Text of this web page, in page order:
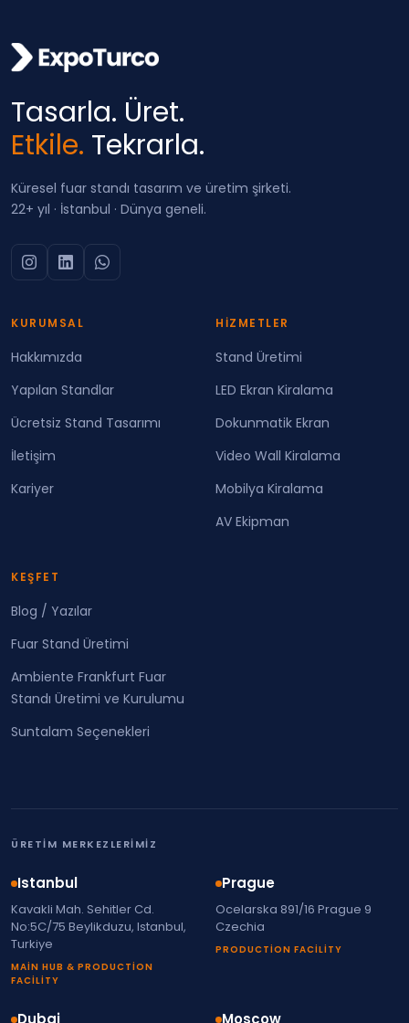
Tasarla. Üret.
Etkile. Tekrarla.
Küresel fuar standı tasarım ve üretim şirketi.
22+ yıl · İstanbul · Dünya geneli.
KURUMSAL
Hakkımızda
Yapılan Standlar
Ücretsiz Stand Tasarımı
İletişim
Kariyer
HIZMETLER
Stand Üretimi
LED Ekran Kiralama
Dokunmatik Ekran
Video Wall Kiralama
Mobilya Kiralama
AV Ekipman
KEŞFET
Blog / Yazılar
Fuar Stand Üretimi
Ambiente Frankfurt Fuar
Standı Üretimi ve Kurulumu
Suntalam Seçenekleri
ÜRETIM MERKEZLERIMIZ
Istanbul
Kavakli Mah. Sehitler Cd.
No:5C/75 Beylikduzu, Istanbul,
Turkiye
MAIN HUB & PRODUCTION
FACILITY
Prague
Ocelarska 891/16 Prague 9
Czechia
PRODUCTION FACILITY
Dubai Moscow